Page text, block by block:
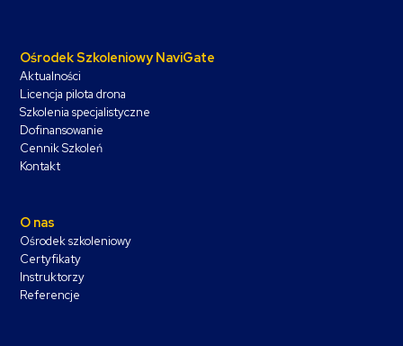
Ośrodek Szkoleniowy NaviGate
Aktualności
Licencja pilota drona
Szkolenia specjalistyczne
Dofinansowanie
Cennik Szkoleń
Kontakt
O nas
Ośrodek szkoleniowy
Certyfikaty
Instruktorzy
Referencje